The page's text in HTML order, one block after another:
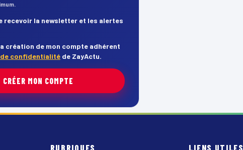
recevoir la newsletter et les alertes
création de mon compte adhérent
confidentialité de ZayActu.
CRÉER MON COMPTE
RUBRIQUES LIENS UTILES